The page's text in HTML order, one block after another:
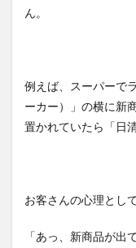
ん。
例えば、スーパーで
ーカー）」の横に新
置かれていたら「日
お客さんの心理とし
「あっ、新商品が出